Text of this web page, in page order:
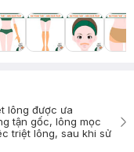
lông được ưa
tận gốc, lông mọc
triệt lông, sau khi sử